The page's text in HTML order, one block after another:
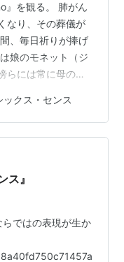
』を観る。 肺がん
なり、その葬儀が
、毎日祈りが捧げ
娘のモネット（ジ
らには常に母のロ
現れ「あいつを
。 モネットには
）と息子のキース
らく家を留守に
出かけたあと、ジ
ックス・センス
ス』
らではの表現が生か